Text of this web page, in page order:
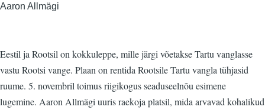
Aaron Allmägi
Eestil ja Rootsil on kokkuleppe, mille järgi võetakse Tartu vanglasse
vastu Rootsi vange. Plaan on rentida Rootsile Tartu vangla tühjasid
ruume. 5. novembril toimus riigikogus seaduseelnõu esimene
lugemine. Aaron Allmägi uuris raekoja platsil, mida arvavad kohalikud